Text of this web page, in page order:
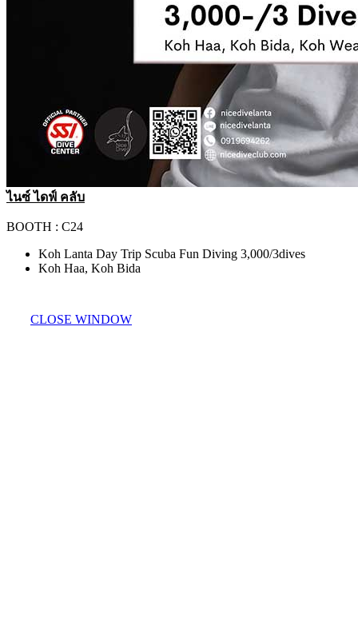
ไนซ์ ไดฟ์ คลับ
BOOTH : C24
Koh Lanta Day Trip Scuba Fun Diving 3,000/3dives
Koh Haa, Koh Bida
CLOSE WINDOW